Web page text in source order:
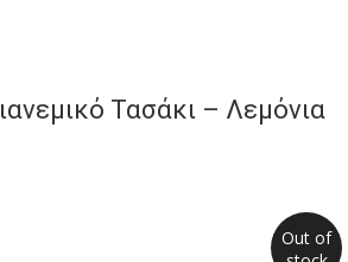
Τασάκι – Λεμόνια
Out of